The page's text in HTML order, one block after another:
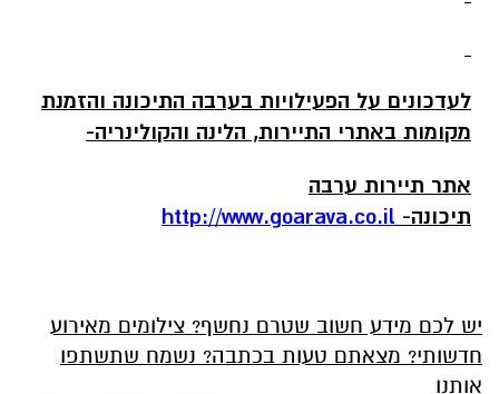
לעדכונים על הפעילויות בערבה התיכונה והזמנת
מקומות באתרי התיירות, הלינה והקולינריה-
אתר תיירות ערבה
תיכונה- http://www.goarava.co.il
יש לכם מידע חשוב שטרם נחשף? צילומים מאירוע
חדשותי? מצאתם טעות בכתבה? נשמח שתשתפו
אותנו